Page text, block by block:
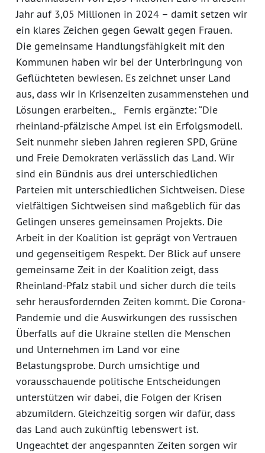
Jahr auf 3,05 Millionen in 2024 – damit setzen wir
ein klares Zeichen gegen Gewalt gegen Frauen.
Die gemeinsame Handlungsfähigkeit mit den
Kommunen haben wir bei der Unterbringung von
Geflüchteten bewiesen. Es zeichnet unser Land
aus, dass wir in Krisenzeiten zusammenstehen und
Lösungen erarbeiten.„ Fernis ergänzte: “Die
rheinland-pfälzische Ampel ist ein Erfolgsmodell.
Seit nunmehr sieben Jahren regieren SPD, Grüne
und Freie Demokraten verlässlich das Land. Wir
sind ein Bündnis aus drei unterschiedlichen
Parteien mit unterschiedlichen Sichtweisen. Diese
vielfältigen Sichtweisen sind maßgeblich für das
Gelingen unseres gemeinsamen Projekts. Die
Arbeit in der Koalition ist geprägt von Vertrauen
und gegenseitigem Respekt. Der Blick auf unsere
gemeinsame Zeit in der Koalition zeigt, dass
Rheinland-Pfalz stabil und sicher durch die teils
sehr herausfordernden Zeiten kommt. Die Corona-
Pandemie und die Auswirkungen des russischen
Überfalls auf die Ukraine stellen die Menschen
und Unternehmen im Land vor eine
Belastungsprobe. Durch umsichtige und
vorausschauende politische Entscheidungen
unterstützen wir dabei, die Folgen der Krisen
abzumildern. Gleichzeitig sorgen wir dafür, dass
das Land auch zukünftig lebenswert ist.
Ungeachtet der angespannten Zeiten sorgen wir